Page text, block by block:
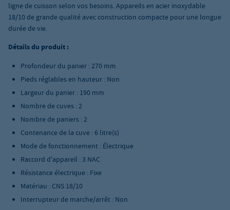
ligne de cuisson selon vos besoins. Appareils en acier inoxydable
18/10 de grande qualité avec construction compacte pour une longue
durée de vie.
Détails du produit :
Profondeur du panier : 270 mm
Pieds réglables en hauteur : Non
Largeur du panier : 190 mm
Nombre de cuves : 2
Nombre de paniers : 2
Contenance de la cuve : 6 litre(s)
Mode de fonctionnement : Électrique
Raccord d'appareil : 3 NAC
Résistance électrique : Fixe
Matériau : CNS 18/10
Interrupteur de marche/arrêt : Non